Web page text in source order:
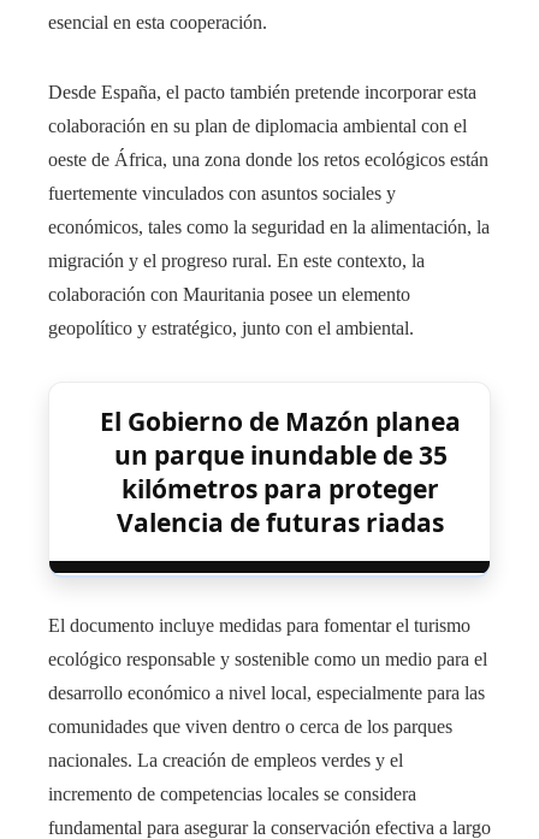
esencial en esta cooperación.
Desde España, el pacto también pretende incorporar esta
colaboración en su plan de diplomacia ambiental con el
oeste de África, una zona donde los retos ecológicos están
fuertemente vinculados con asuntos sociales y
económicos, tales como la seguridad en la alimentación, la
migración y el progreso rural. En este contexto, la
colaboración con Mauritania posee un elemento
geopolítico y estratégico, junto con el ambiental.
El Gobierno de Mazón planea
un parque inundable de 35
kilómetros para proteger
Valencia de futuras riadas
El documento incluye medidas para fomentar el turismo
ecológico responsable y sostenible como un medio para el
desarrollo económico a nivel local, especialmente para las
comunidades que viven dentro o cerca de los parques
nacionales. La creación de empleos verdes y el
incremento de competencias locales se considera
fundamental para asegurar la conservación efectiva a largo